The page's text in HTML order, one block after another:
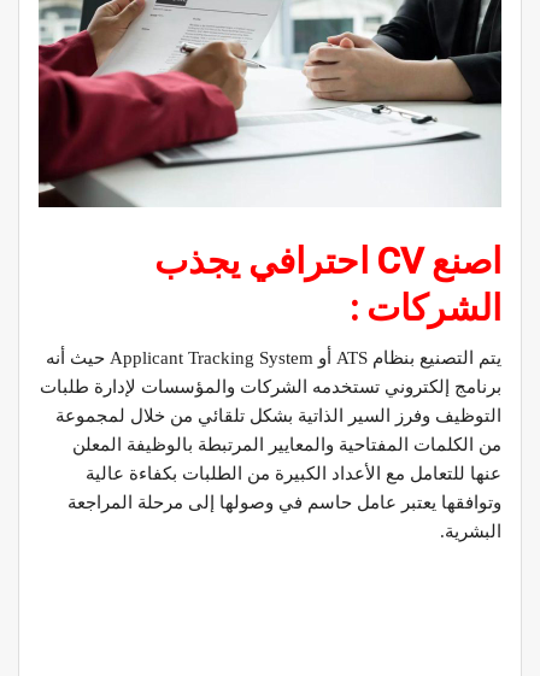
اصنع CV احترافي يجذب
الشركات :
يتم التصنيع بنظام ATS أو Applicant Tracking System حيث أنه
برنامج إلكتروني تستخدمه الشركات والمؤسسات لإدارة طلبات
التوظيف وفرز السير الذاتية بشكل تلقائي من خلال لمجموعة
من الكلمات المفتاحية والمعايير المرتبطة بالوظيفة المعلن
عنها للتعامل مع الأعداد الكبيرة من الطلبات بكفاءة عالية
وتوافقها يعتبر عامل حاسم في وصولها إلى مرحلة المراجعة
البشرية.